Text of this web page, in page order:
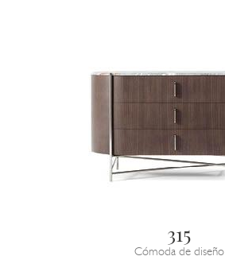
315
Cómoda de diseño